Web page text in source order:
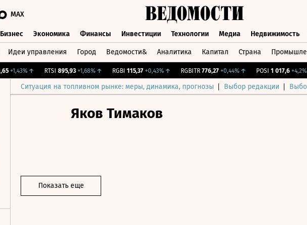
MAX
Бизнес Экономика Финансы Инвестиции Технологии Медиа Недвижимость
Идеи управления Город Ведомости& Аналитика Капитал Страна
+1,43%↑ RTSI 895,93 +1,68%↑ RGBI 115,37 +0,43%↑ RGBITR 776,27 +0,44%↑ POSI 1 017,6 +4,2%↑
Ситуация на топливном рынке: меры, динамика, прогнозы Выбор редакции
Яков Тимаков
Показать еще